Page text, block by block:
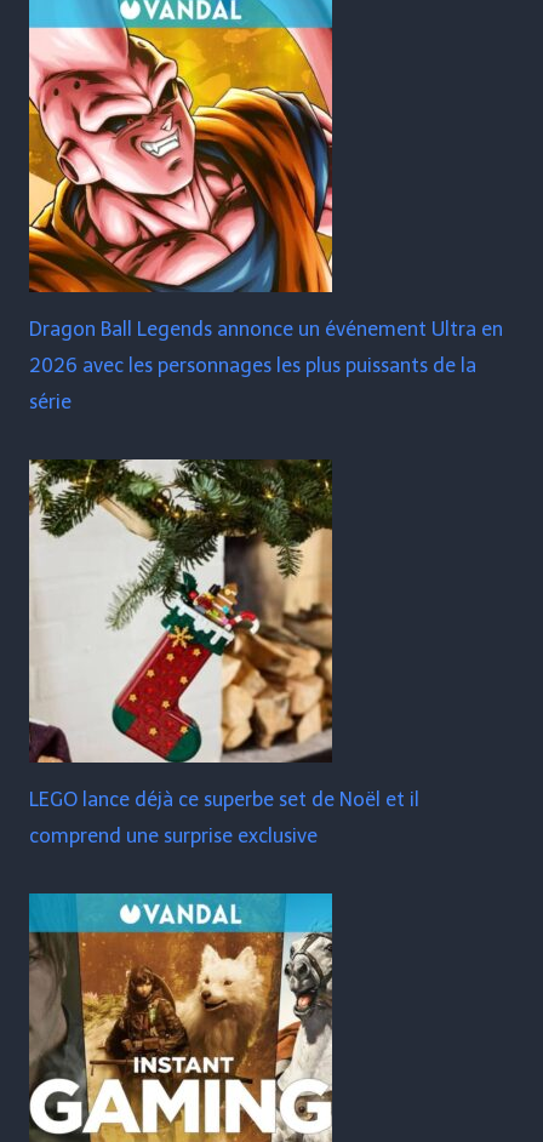
Dragon Ball Legends annonce un événement Ultra en
2026 avec les personnages les plus puissants de la
série
LEGO lance déjà ce superbe set de Noël et il
comprend une surprise exclusive